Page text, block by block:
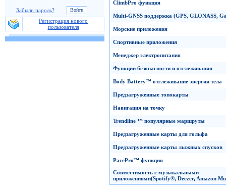
Забыли пароль?
Регистрация нового
пользователя
ClimbPro функция
Multi-GNSS поддержка (GPS, GLONASS,
Морские приложения
Спортивные приложения
Менеджер электропитания
Функции безопасности и отслеживания
Body Battery™ отслеживание энергии тела
Предзагруженные топокарты
Навигация на точку
Trendline ™ популярные маршруты
Предзагруженные карты для гольфа
Предзагруженные карты лыжных спусков
PacePro™ функция
Совместимость с музыкальными
приложениями(Spotify®, Deezer, Amazon